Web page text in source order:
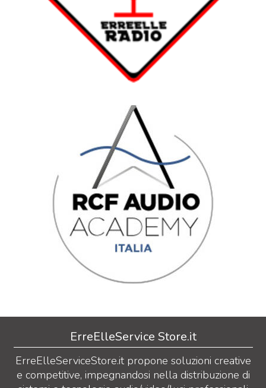
ErreElleService Store.it
ErreElleServiceStore.it propone soluzioni creative
e competitive, impegnandosi nella distribuzione di